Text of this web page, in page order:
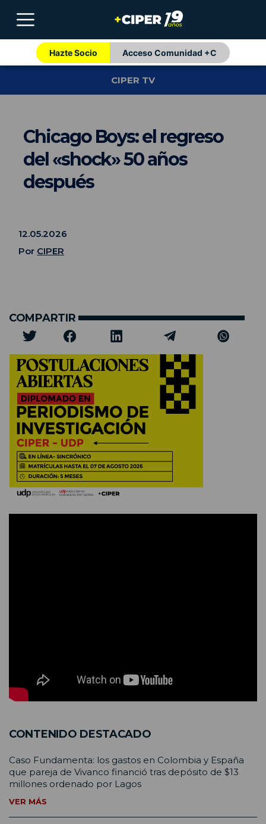
Hazte Socio Acceso Comunidad +C
CIPER TV
Chicago Boys: el regreso
del «shock» 50 años
después
12.05.2026
Por CIPER
COMPARTIR
CONTENIDO DESTACADO
Caso Fundamenta: los gastos en Colombia y España
que pareja de Vivanco financió tras depósito de $13
millones ordenado por Lagos
VER MÁS